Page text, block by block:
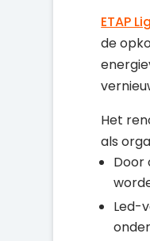
ETAP
de
Het
als
Door
Led-